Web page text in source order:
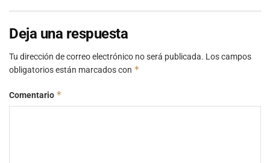
Deja una respuesta
Tu dirección de correo electrónico no será publicada. Los campos
obligatorios están marcados con *
Comentario *